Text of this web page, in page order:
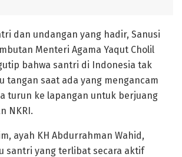
dan undangan yang hadir, Sanusi
Menteri Agama Yaqut Cholil
bahwa santri di Indonesia tak
tangan saat ada yang mengancam
turun ke lapangan untuk berjuang
NKRI.
ayah KH Abdurrahman Wahid,
santri yang terlibat secara aktif